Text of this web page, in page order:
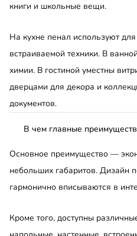
книги и школьные вещи.
На кухне пенал используют
встраиваемой техники. В
химии. В гостиной уместны
дверцами для декора и
документов.
В чем главные
Основное преимущество —
небольших габаритов. Дизайн
гармонично вписываются в
Кроме того, доступны